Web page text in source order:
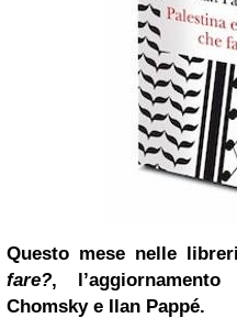
Questo mese nelle
fare?,
Chomsky e Ilan Pappé.